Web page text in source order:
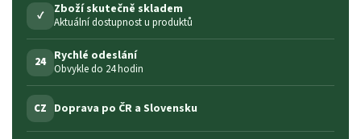
✓ Zboží skutečně skladem
Aktuální dostupnost u produktů
24 Rychlé odeslání
Obvykle do 24 hodin
CZ Doprava po ČR a Slovensku